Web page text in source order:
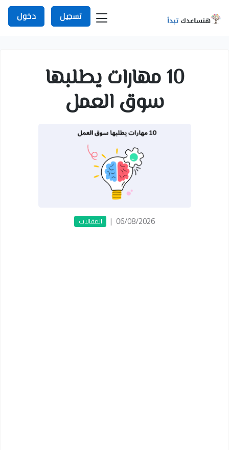
تسجيل دخول
10 مهارات يطلبها
سوق العمل
06/08/2026
| المقالات